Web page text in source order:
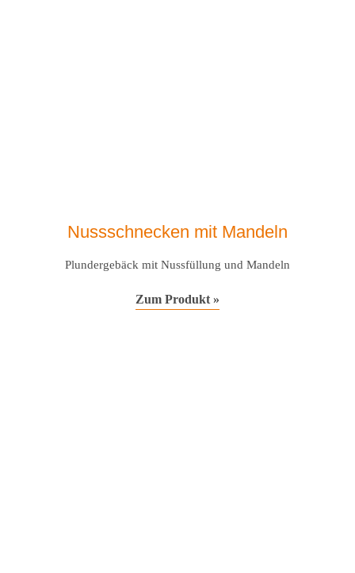
Nussschnecken mit Mandeln
Plundergebäck mit Nussfüllung und Mandeln
Zum Produkt »